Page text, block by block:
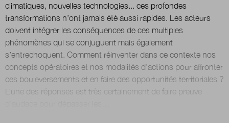
climatiques, nouvelles technologies... ces profondes
transformations n’ont jamais été aussi rapides. Les acteurs
doivent intégrer les conséquences de ces multiples
phénomènes qui se conjuguent mais également
s’entrechoquent. Comment réinventer dans ce contexte nos
concepts opératoires et nos modalités d’actions pour affronter
ces bouleversements et en faire des opportunités territoriales ?
L’une des réponses est très certainement de faire preuve